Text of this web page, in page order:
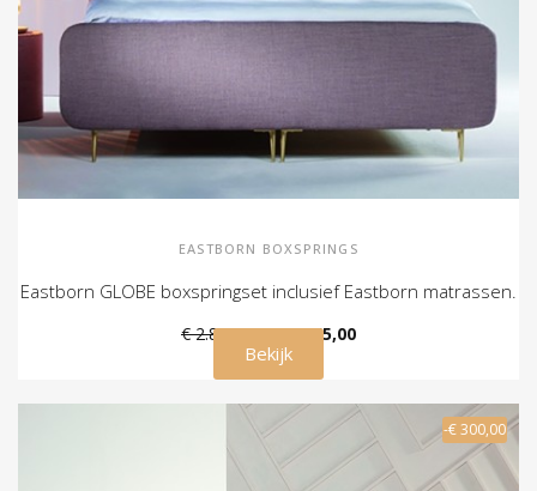
EASTBORN BOXSPRINGS
Eastborn GLOBE boxspringset inclusief Eastborn matrassen.
€ 2.845,00 € 2.545,00
Bekijk
-€ 300,00